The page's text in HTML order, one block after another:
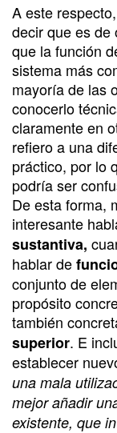
A este
decir que es de
que la función
sistema más
mayoría de las
conocerlo
claramente en
refiero a una
práctico, por lo
podría ser
De esta forma,
interesante
sustantiva,
hablar de
conjunto de
propósito
también
superior. E
establecer
una mala
mejor añadir
existente, que